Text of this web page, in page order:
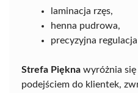
laminacja rzęs,
henna pudrowa,
precyzyjna
Strefa Piękna wyróżnia
podejściem do klientek,